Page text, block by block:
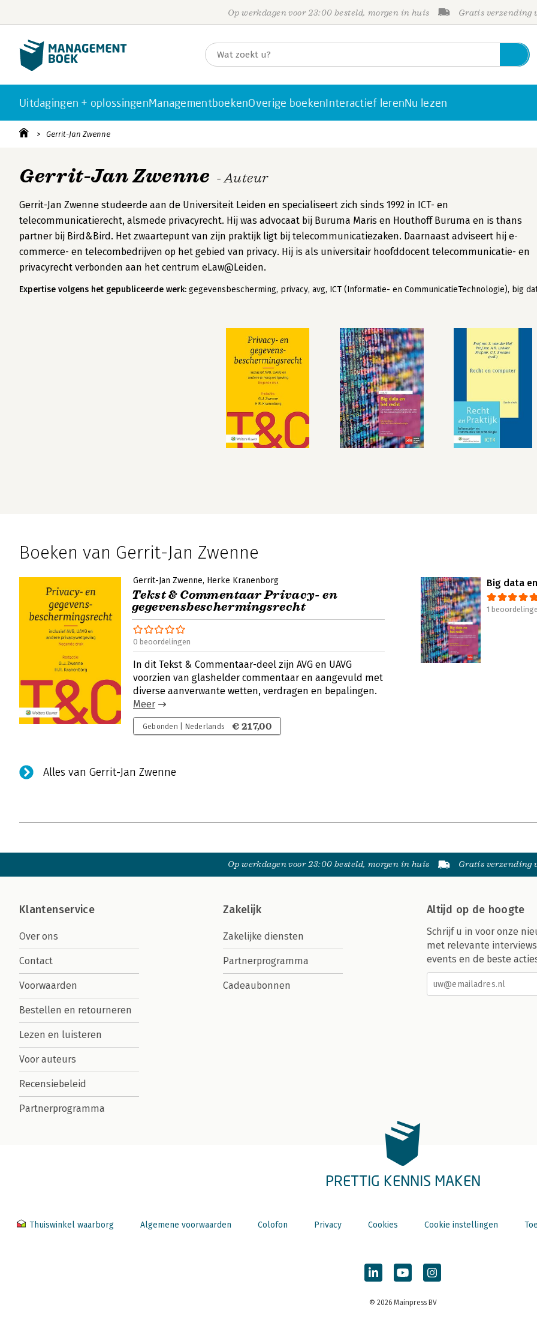
Op werkdagen voor 23:00 besteld, morgen in huis Gratis verzending
Uitdagingen + oplossingenManagementboekenOverige boekenInteractief lerenNu lezen
Gerrit-Jan Zwenne
Gerrit-Jan Zwenne - Auteur
Gerrit-Jan Zwenne studeerde aan de Universiteit Leiden en specialiseert zich sinds 1992 in ICT- en
telecommunicatierecht, alsmede privacyrecht. Hij was advocaat bij Buruma Maris en Houthoff Buruma en is thans
partner bij Bird&Bird. Het zwaartepunt van zijn praktijk ligt bij telecommunicatiezaken. Daarnaast adviseert hij e-
commerce- en telecombedrijven op het gebied van privacy. Hij is als universitair hoofddocent telecommunicatie- en
privacyrecht verbonden aan het centrum eLaw@Leiden.
Expertise volgens het gepubliceerde werk: gegevensbescherming, privacy, avg, ICT (Informatie- en CommunicatieTechnologie), big
Boeken van Gerrit-Jan Zwenne
Gerrit-Jan Zwenne Herke Kranenborg
Tekst & Commentaar Privacy- en
gegevensbeschermingsrecht
0 beoordelingen
In dit Tekst & Commentaar-deel zijn AVG en UAVG
voorzien van glashelder commentaar en aangevuld met
diverse aanverwante wetten, verdragen en bepalingen.
Meer
Gebonden | Nederlands € 217,00
Big data
1
Alles van Gerrit-Jan Zwenne
Op werkdagen voor 23:00 besteld, morgen in huis Gratis verzending
Klantenservice
Over ons
Contact
Voorwaarden
Bestellen en retourneren
Lezen en luisteren
Voor auteurs
Recensiebeleid
Partnerprogramma
Zakelijk
Zakelijke diensten
Partnerprogramma
Cadeaubonnen
Altijd op de hoogte
Schrijf u in voor onze
met relevante
events en de beste
PRETTIG KENNIS MAKEN
Thuiswinkel waarborg Algemene voorwaarden Colofon Privacy Cookies Cookie instellingen
© 2026 Mainpress BV